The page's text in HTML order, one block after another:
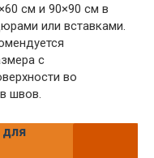
см и 90×90 см в
или вставками.
с
во
швов.
для